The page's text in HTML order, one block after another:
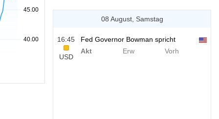
08 August, Samstag
16:45
USD
Fed Governor Bowman spricht
Akt
Erw Vorh